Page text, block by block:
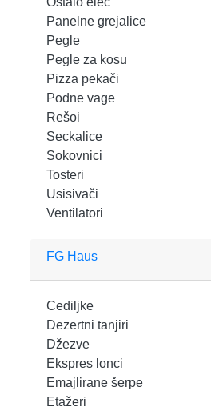
FIGARO
FRITEZE
GREJALICE
INDUKCIONE PLOČE
KUHINJSKE VAGE
KUVALA
MAŠINE ZA MLEVENJE MESA
MIKROTALASNE
MIKSERI
KERAMIČKE ČINIJE
KERAMIČKE POSUDE
KERAMIČKE ŠERPE
KERAMIČKE TEPSIJE I KALUPI
KORPE ZA HLEB
KUHINJSKA POMAGALA
KUHINJSKE POSUDE
MOPOVI
NOŽEVI
Panelne grejalice
Pegle
Pegle za kosu
Pizza pekači
Podne vage
Rešoi
Seckalice
Sokovnici
Tosteri
Usisivači
Ventilatori
FG Haus
Cediljke
Dezertni tanjiri
Džezve
Ekspres lonci
Emajlirane šerpe
Etažeri